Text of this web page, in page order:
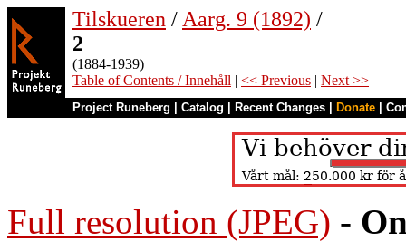
Tilskueren / Aarg. 9 (1892) /
2
(1884-1939)
Table of Contents / Innehåll | << Previous | Next >>
Project Runeberg Catalog Recent Changes Donate
Full resolution (JPEG) -